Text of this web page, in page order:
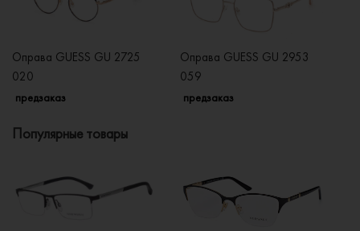
Оправа GUESS GU 2725
020
предзаказ
Оправа GUESS GU 2953
059
предзаказ
Популярные товары